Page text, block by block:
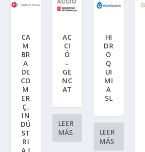
CA
M
BR
A
DE
CO
M
ER
Ç,
IN
DÚ
ST
RI
AC
CI
Ó
–
GE
NC
AT
LEER
MÁS
HI
DR
O
Q
UI
MI
A
SL
LEER
MÁS